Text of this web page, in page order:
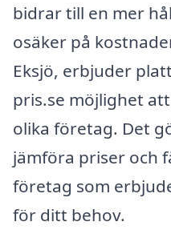
bidrar till en mer
osäker på
Eksjö, erbjuder
pris.se möjlighet
olika företag. Det
jämföra priser och
företag som
för ditt behov.